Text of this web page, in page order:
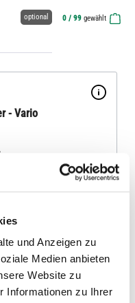
und Anzeigen zu
Medien anbieten
Website zu
Informationen zu Ihrer
optional 0 / 99 gewählt
- Vario